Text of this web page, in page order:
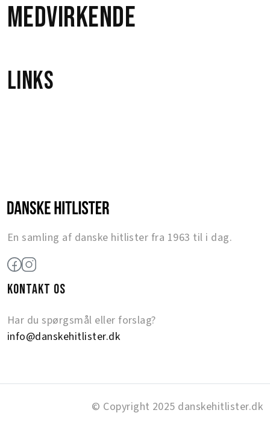
Medvirkende
Links
En samling af danske hitlister fra 1963 til i dag.
KONTAKT OS
Har du spørgsmål eller forslag?
info@danskehitlister.dk
© Copyright 2025 danskehitlister.dk